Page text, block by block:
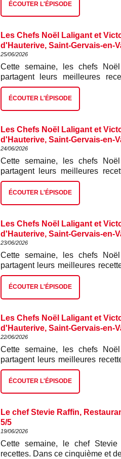
ÉCOUTER L'ÉPISODE
Les Chefs Noël Laligant et
d'Hauterive, Saint-Gervais-en-
25/06/2026
Cette semaine, les chefs
partagent leurs meilleures
poitrine de porc confite.
ÉCOUTER L'ÉPISODE
Les Chefs Noël Laligant et
d'Hauterive, Saint-Gervais-en-
24/06/2026
Cette semaine, les chefs
partagent leurs meilleures
pochouse.
ÉCOUTER L'ÉPISODE
Les Chefs Noël Laligant et
d'Hauterive, Saint-Gervais-en-
23/06/2026
Cette semaine, les chefs
partagent leurs meilleures
en meurette sauce joue de bœuf.
ÉCOUTER L'ÉPISODE
Les Chefs Noël Laligant et
d'Hauterive, Saint-Gervais-en-
22/06/2026
Cette semaine, les chefs
partagent leurs meilleures
de saumon gravelax.
ÉCOUTER L'ÉPISODE
Le chef Stevie Raffin,
5/5
19/06/2026
Cette semaine, le chef
recettes. Dans ce cinquième et